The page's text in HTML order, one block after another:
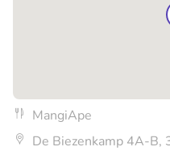
MangiApe
De Biezenkamp 4A-B,